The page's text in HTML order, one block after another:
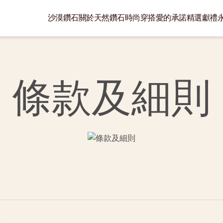
沙漠鑽石關於天然鑽石時尚穿搭愛的承諾精選獻禮
條款及細則